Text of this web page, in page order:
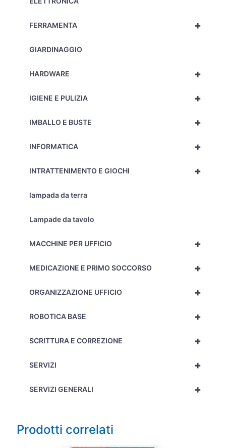
+
FERRAMENTA
GIARDINAGGIO
+
HARDWARE
+
IGIENE E PULIZIA
+
IMBALLO E BUSTE
+
INFORMATICA
+
INTRATTENIMENTO E GIOCHI
lampada da terra
Lampade da tavolo
+
MACCHINE PER UFFICIO
+
MEDICAZIONE E PRIMO SOCCORSO
+
ORGANIZZAZIONE UFFICIO
+
ROBOTICA BASE
+
SCRITTURA E CORREZIONE
+
SERVIZI
+
SERVIZI GENERALI
Prodotti correlati